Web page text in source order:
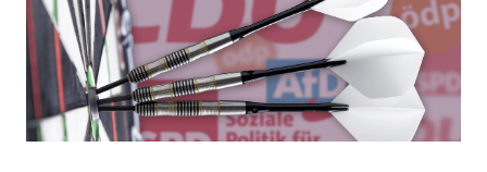
OnionShare
Medien
Kontakt